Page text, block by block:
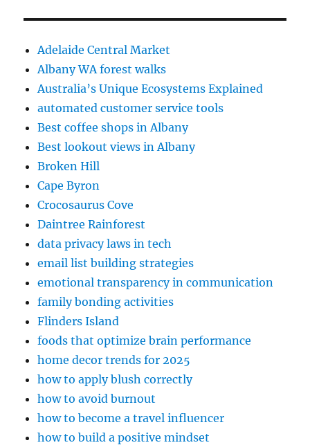
Adelaide Central Market
Albany WA forest walks
Australia’s Unique Ecosystems Explained
automated customer service tools
Best coffee shops in Albany
Best lookout views in Albany
Broken Hill
Cape Byron
Crocosaurus Cove
Daintree Rainforest
data privacy laws in tech
email list building strategies
emotional transparency in communication
family bonding activities
Flinders Island
foods that optimize brain performance
home decor trends for 2025
how to apply blush correctly
how to avoid burnout
how to become a travel influencer
how to build a positive mindset